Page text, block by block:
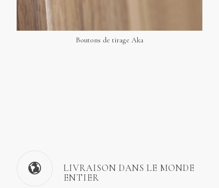
Boutons de tirage Aka
LIVRAISON DANS LE MONDE
ENTIER